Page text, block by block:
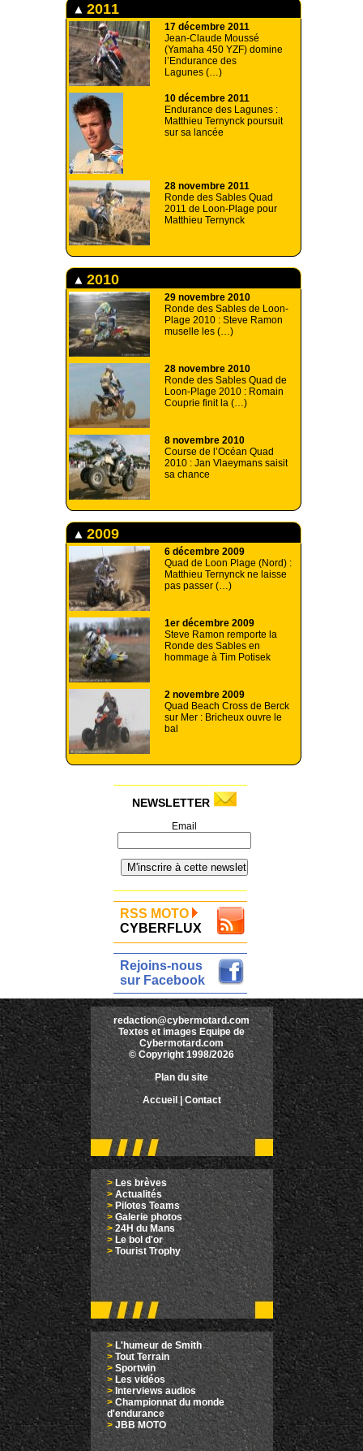
2011
17 décembre 2011
Jean-Claude Moussé
(Yamaha 450 YZF) domine
l’Endurance des
Lagunes (…)
10 décembre 2011
Endurance des Lagunes :
Matthieu Ternynck poursuit
sur sa lancée
28 novembre 2011
Ronde des Sables Quad
2011 de Loon-Plage pour
Matthieu Ternynck
2010
29 novembre 2010
Ronde des Sables de Loon-
Plage 2010 : Steve Ramon
muselle les (…)
28 novembre 2010
Ronde des Sables Quad de
Loon-Plage 2010 : Romain
Couprie finit la (…)
8 novembre 2010
Course de l’Océan Quad
2010 : Jan Vlaeymans saisit
sa chance
2009
6 décembre 2009
Quad de Loon Plage (Nord) :
Matthieu Ternynck ne laisse
pas passer (…)
1er décembre 2009
Steve Ramon remporte la
Ronde des Sables en
hommage à Tim Potisek
2 novembre 2009
Quad Beach Cross de Berck
sur Mer : Bricheux ouvre le
bal
NEWSLETTER
Email
RSS MOTO
CYBERFLUX
Rejoins-nous
sur Facebook
redaction@cybermotard.com
Textes et images Equipe de
Cybermotard.com
© Copyright 1998/2026
Plan du site
Accueil |Contact
>Les brèves
> Actualités
> Pilotes Teams
>Galerie photos
>24H du Mans
>Le bol d'or
> Tourist Trophy
>L'humeur de Smith
> Tout Terrain
> Sportwin
> Les vidéos
> Interviews audios
>Championnat du monde
d'endurance
> JBB MOTO